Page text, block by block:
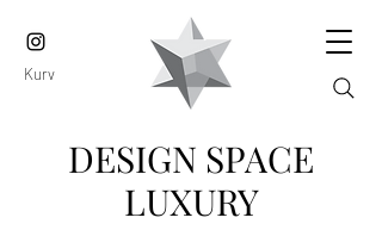
Kurv
DESIGN SPACE
LUXURY